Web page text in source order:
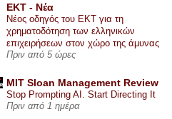
ΕΚΤ - Nέα
Νέος οδηγός του ΕΚΤ για τη
χρηματοδότηση των ελληνικών
επιχειρήσεων στον χώρο της άμυνας
Πριν από 5 ώρες
MIT Sloan Management Review
Stop Prompting AI. Start Directing It
Πριν από 1 ημέρα